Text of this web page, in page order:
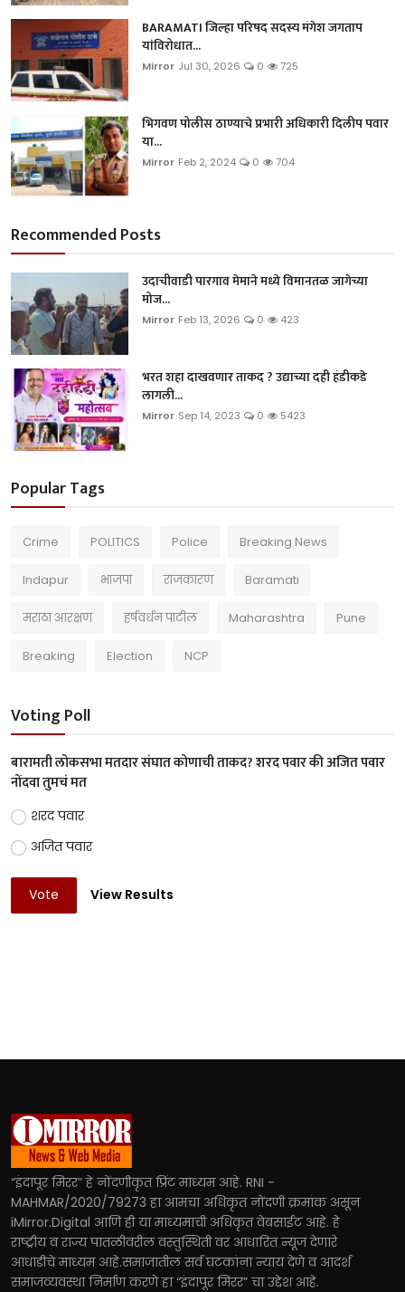
BARAMATI जिल्हा परिषद सदस्य मंगेश जगताप
यांविरोधात...
Mirror Jul 30, 2026 0 725
भिगवण पोलीस ठाण्याचे प्रभारी अधिकारी दिलीप पवार
या...
Mirror Feb 2, 2024 0 704
Recommended Posts
उदाचीवाडी पारगाव मेमाने मध्ये विमानतळ जागेच्या
मोज...
Mirror Feb 13, 2026 0 423
भरत शहा दाखवणार ताकद ? उद्याच्या दही हंडीकडे
लागली...
Mirror Sep 14, 2023 0 5423
Popular Tags
Crime POLITICS Police Breaking News
Indapur भाजपा राजकारण Baramati
मराठा आरक्षण हर्षवर्धन पाटील Maharashtra Pune
Breaking Election NCP
Voting Poll
बारामती लोकसभा मतदार संघात कोणाची ताकद? शरद पवार की अजित पवार
नोंदवा तुमचं मत
शरद पवार
अजित पवार
Vote View Results
“इंदापूर मिरर” हे नोंदणीकृत प्रिंट माध्यम आहे. RNI -
MAHMAR/2020/79273 हा आमचा अधिकृत नोंदणी क्रमांक असून
iMirror.Digital आणि ही या माध्यमाची अधिकृत वेबसाईट आहे. हे
राष्ट्रीय व राज्य पातळीवरील वस्तुस्थिती वर आधारित न्यूज देणारे
आधाडीचे माध्यम आहे.समाजातील सर्व घटकांना न्याय देणे व आदर्श
समाजव्यवस्था निर्माण करणे हा “इंदापूर मिरर” चा उद्देश आहे.